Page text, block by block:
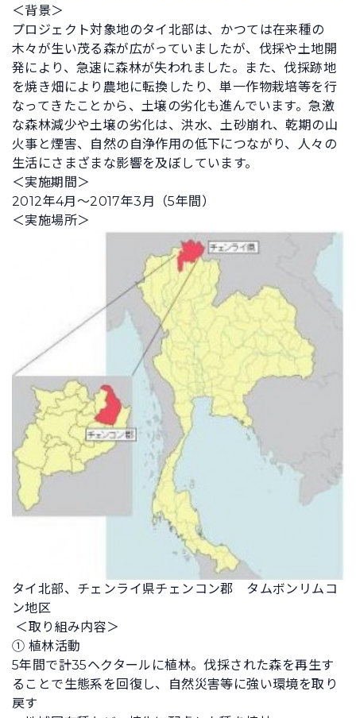
＜背景＞
プロジェクト対象地のタイ北部は、かつては在来種の
木々が生い茂る森が広がっていましたが、伐採や土地開
発により、急速に森林が失われました。また、伐採跡地
を焼き畑により農地に転換したり、単一作物栽培等を行
なってきたことから、土壌の劣化も進んでいます。急激
な森林減少や土壌の劣化は、洪水、土砂崩れ、乾期の山
火事と煙害、自然の自浄作用の低下につながり、人々の
生活にさまざまな影響を及ぼしています。
＜実施期間＞
2012年4月～2017年3月（5年間）
＜実施場所＞
タイ北部、チェンライ県チェンコン郡 タムボンリムコ
ン地区
＜取り組み内容＞
① 植林活動
5年間で計35ヘクタールに植林。伐採された森を再生す
ることで生態系を回復し、自然災害等に強い環境を取り
戻す